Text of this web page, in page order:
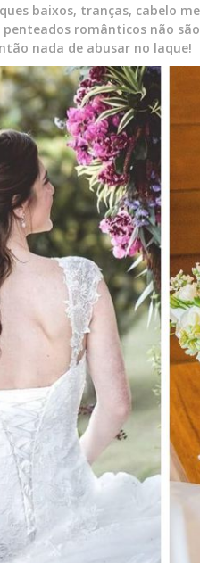
baixos, tranças, cabelo
românticos não
nada de abusar no laque!